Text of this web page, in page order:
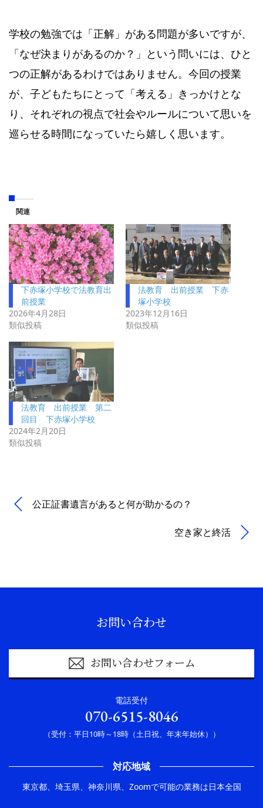
学校の勉強では「正解」がある問題が多いですが、
「なぜ決まりがあるのか？」という問いには、ひと
つの正解があるわけではありません。今回の授業
が、子どもたちにとって「考える」きっかけとな
り、それぞれの視点で社会やルールについて思いを
巡らせる時間になっていたら嬉しく思います。
関連
下赤塚小学校で法教育出
前授業
2026年4月28日
類似投稿
法教育 出前授業 下赤
塚小学校
2023年12月16日
類似投稿
法教育 出前授業 第二
回目 下赤塚小学校
2024年2月20日
類似投稿
公正証書遺言があると何が助かるの？
空き家と終活
お問い合わせ
お問い合わせフォーム
電話受付
070-6515-8046
（受付：平日10時～18時（土日祝、年末年始休））
対応地域
東京都、埼玉県、神奈川県、Zoomで可能の業務は日本全国